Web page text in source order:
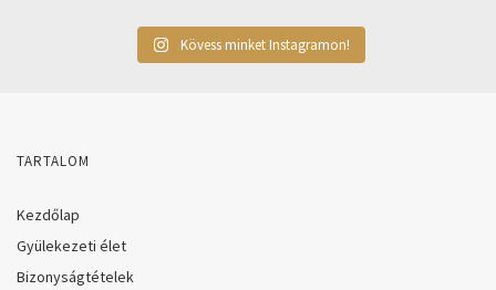
Kövess minket Instagramon!
TARTALOM
Kezdőlap
Gyülekezeti élet
Bizonyságtételek